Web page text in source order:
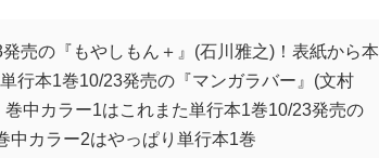
売の『もやしもん＋』(石川雅之)！表紙から本
行本1巻10/23発売の『マンガラバー』(文村
中カラー1はこれまた単行本1巻10/23発売の
中カラー2はやっぱり単行本1巻